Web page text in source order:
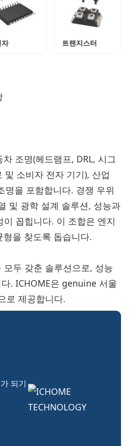
자 트랜지스터
조명(헤드램프, DRL, 시그
및 소비자 전자 기기), 산업
명을 포함합니다. 경쟁 우위
및 광학 설계 솔루션, 성능과
꼽힙니다. 이 조합은 엔지
을 찾도록 돕습니다.
모두 갖춘 솔루션으로, 성능
. ICHOME은 genuine 서울
로 제공합니다.
되기